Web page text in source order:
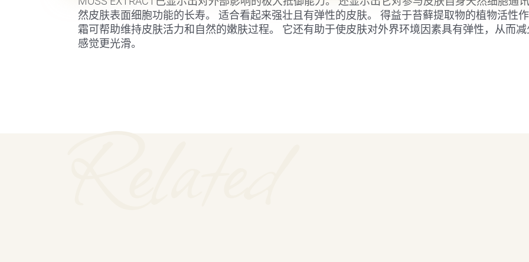
然皮肤表面细胞功能的长寿。 适合看起来强壮且有弹性的皮肤。 得益于苔藓提取物的植物活性作
霜可帮助维持皮肤活力和自然的嫩肤过程。 它还有助于使皮肤对外界环境因素具有弹性，从而
感觉更光滑。
Related